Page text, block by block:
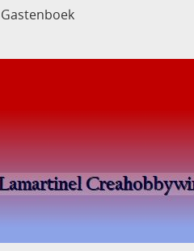
Gastenboek